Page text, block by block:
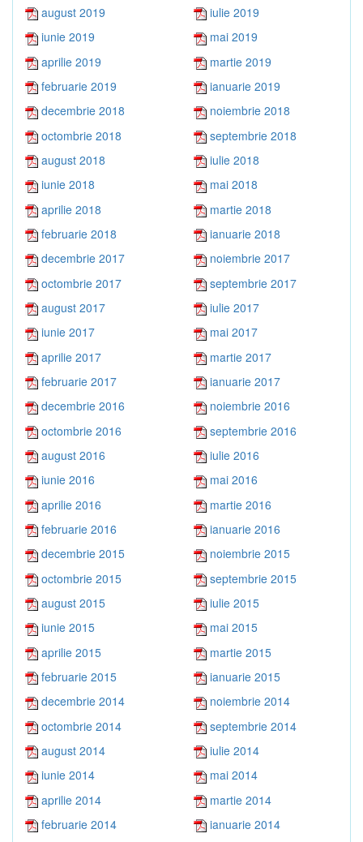
august 2019
iulie 2019
iunie 2019
mai 2019
aprilie 2019
martie 2019
februarie 2019
ianuarie 2019
decembrie 2018
noiembrie 2018
octombrie 2018
septembrie 2018
august 2018
iulie 2018
iunie 2018
mai 2018
aprilie 2018
martie 2018
februarie 2018
ianuarie 2018
decembrie 2017
noiembrie 2017
octombrie 2017
septembrie 2017
august 2017
iulie 2017
iunie 2017
mai 2017
aprilie 2017
martie 2017
februarie 2017
ianuarie 2017
decembrie 2016
noiembrie 2016
octombrie 2016
septembrie 2016
august 2016
iulie 2016
iunie 2016
mai 2016
aprilie 2016
martie 2016
februarie 2016
ianuarie 2016
decembrie 2015
noiembrie 2015
octombrie 2015
septembrie 2015
august 2015
iulie 2015
iunie 2015
mai 2015
aprilie 2015
martie 2015
februarie 2015
ianuarie 2015
decembrie 2014
noiembrie 2014
octombrie 2014
septembrie 2014
august 2014
iulie 2014
iunie 2014
mai 2014
aprilie 2014
martie 2014
februarie 2014
ianuarie 2014